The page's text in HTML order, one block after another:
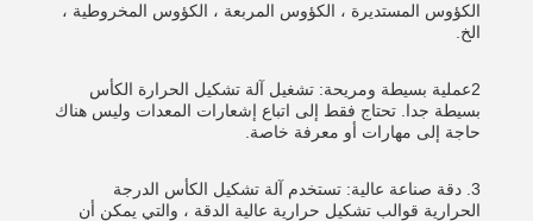
الكؤوس المستديرة ، الكؤوس المربعة ، الكؤوس المخروطية ،
الخ.
2عملية بسيطة ومريحة: تشغيل آلة تشكيل الحرارة الكأس
بسيطة جدا. تحتاج فقط إلى اتباع إشعارات المعدات وليس هناك
حاجة إلى مهارات أو معرفة خاصة.
3. دقة صناعة عالية: تستخدم آلة تشكيل الكأس الدرجة
الحرارية قوالب تشكيل حرارية عالية الدقة ، والتي يمكن أن